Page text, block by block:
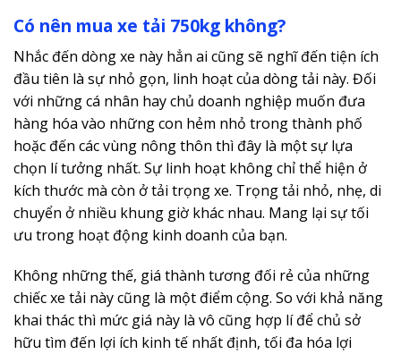
Có nên mua xe tải 750kg không?
Nhắc đến dòng xe này hẳn ai cũng sẽ nghĩ đến tiện ích
đầu tiên là sự nhỏ gọn, linh hoạt của dòng tải này. Đối
với những cá nhân hay chủ doanh nghiệp muốn đưa
hàng hóa vào những con hẻm nhỏ trong thành phố
hoặc đến các vùng nông thôn thì đây là một sự lựa
chọn lí tưởng nhất. Sự linh hoạt không chỉ thể hiện ở
kích thước mà còn ở tải trọng xe. Trọng tải nhỏ, nhẹ, di
chuyển ở nhiều khung giờ khác nhau. Mang lại sự tối
ưu trong hoạt động kinh doanh của bạn.
Không những thế, giá thành tương đối rẻ của những
chiếc xe tải này cũng là một điểm cộng. So với khả năng
khai thác thì mức giá này là vô cũng hợp lí để chủ sở
hữu tìm đến lợi ích kinh tế nhất định, tối đa hóa lợi